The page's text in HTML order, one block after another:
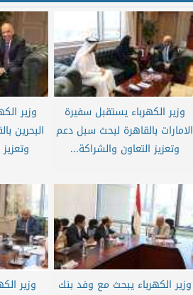
وزير الكهرباء يستقبل سفيرة
الامارات بالقاهرة لبحث سبل دعم
وتعزيز التعاون والشراكة...
وزير
البحرين
وزير الكهرباء يبحث مع وفد بنك
وزير